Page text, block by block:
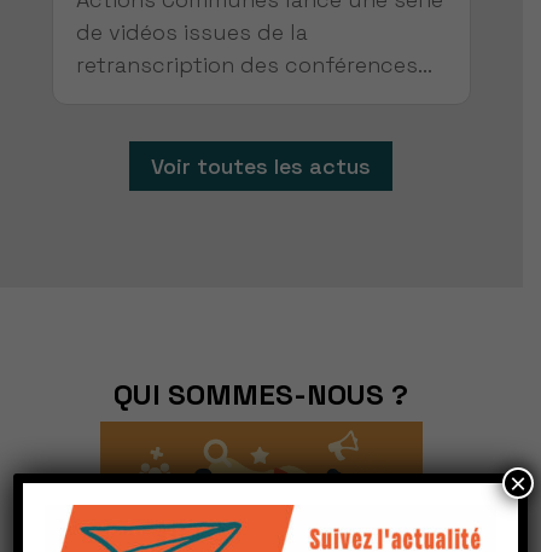
de vidéos issues de la
retranscription des conférences...
Voir toutes les actus
QUI SOMMES-NOUS ?
×